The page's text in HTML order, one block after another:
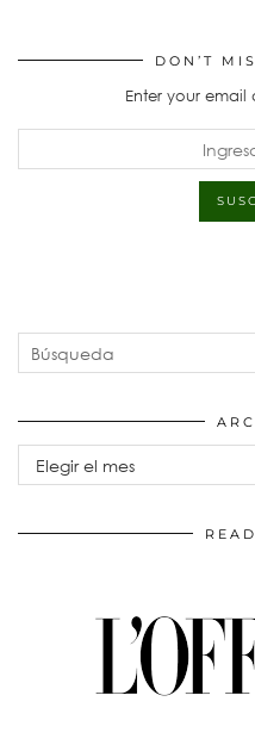
DON’T
Enter your email
Archivos